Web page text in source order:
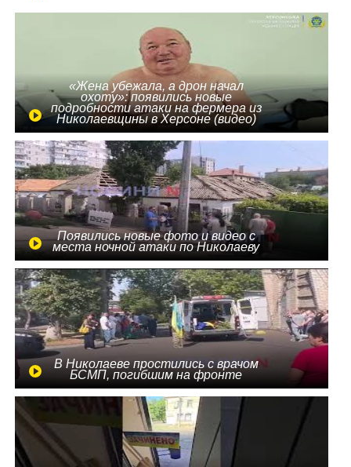
«Жена убежала, а дрон начал
охоту»: появились новые
подробности атаки на фермера из
Николаевщины в Херсоне (видео)
Появились новые фото и видео с
места ночной атаки по Николаеву
В Николаеве простились с врачом
БСМП, погибшим на фронте